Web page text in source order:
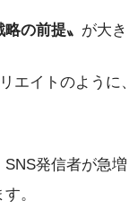
略の前提〟 が大
エイトのよう
発信者が急増
。